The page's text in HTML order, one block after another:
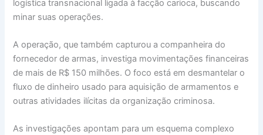
logística transnacional ligada à facção carioca, buscando
minar suas operações.
A operação, que também capturou a companheira do
fornecedor de armas, investiga movimentações financeiras
de mais de R$ 150 milhões. O foco está em desmantelar o
fluxo de dinheiro usado para aquisição de armamentos e
outras atividades ilícitas da organização criminosa.
As investigações apontam para um esquema complexo